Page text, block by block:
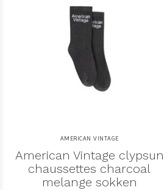
AMERICAN VINTAGE
American Vintage clypsun
chaussettes charcoal
melange sokken